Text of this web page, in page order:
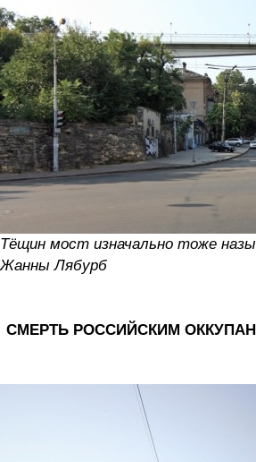
Тёщин мост изначально тоже
Жанны Лябурб
СМЕРТЬ РОССИЙСКИМ